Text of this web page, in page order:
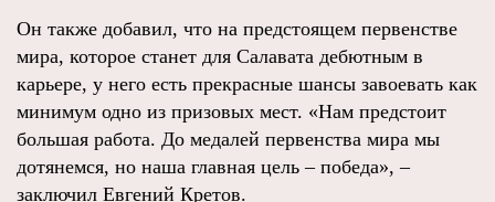
Он также добавил, что на предстоящем первенстве
мира, которое станет для Салавата дебютным в
карьере, у него есть прекрасные шансы завоевать как
минимум одно из призовых мест. «Нам предстоит
большая работа. До медалей первенства мира мы
дотянемся, но наша главная цель – победа», –
заключил Евгений Кретов.